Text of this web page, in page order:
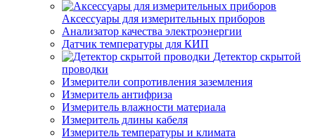
Аксессуары для измерительных приборов
Анализатор качества электроэнергии
Датчик температуры для КИП
Детектор скрытой
проводки
Измерители сопротивления заземления
Измеритель антифриза
Измеритель влажности материала
Измеритель длины кабеля
Измеритель температуры и климата